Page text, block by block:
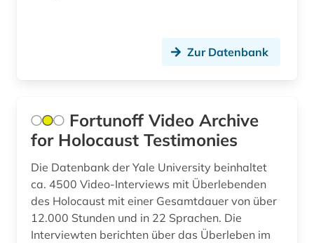
agrarrecht (2)
agrarsoziologie (2)
agrarwirtchaft (1)
agrarwirtschaft (3)
agrarwissenschaft (11)
Zur Datenbank
Fortunoff Video Archive
for Holocaust Testimonies
Die Datenbank der Yale University beinhaltet
ca. 4500 Video-Interviews mit Überlebenden
des Holocaust mit einer Gesamtdauer von über
12.000 Stunden und in 22 Sprachen. Die
Interviewten berichten über das Überleben im